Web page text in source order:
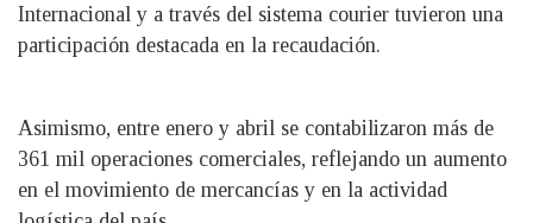
Internacional y a través del sistema courier tuvieron una
participación destacada en la recaudación.
Asimismo, entre enero y abril se contabilizaron más de
361 mil operaciones comerciales, reflejando un aumento
en el movimiento de mercancías y en la actividad